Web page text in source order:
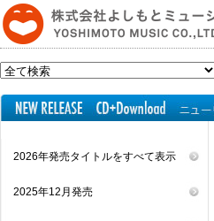
2026年発売タイトルをすべて表示
2025年12月発売